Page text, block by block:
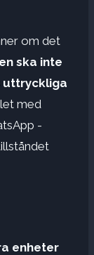
om det
ska inte
uttryckliga
med
-
enheter